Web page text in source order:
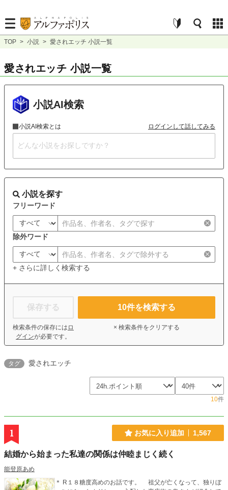
TOP > 小説 > 愛されエッチ 小説一覧
愛されエッチ 小説一覧
小説AI検索
小説AI検索とは ログインして話してみる
小説を探す
フリーワード
除外ワード
+ さらに詳しく検索する
保存する
検索条件の保存には ロ
グインが必要です。
10件を検索する
× 検索条件をクリアする
タグ 愛されエッチ
10件
1 お気に入り追加 1,567
結婚から始まった私達の関係は仲睦まじく続く
能登原あめ
＊ R１８糖度高めのお話です。 祖父が亡くなって、独りぼ